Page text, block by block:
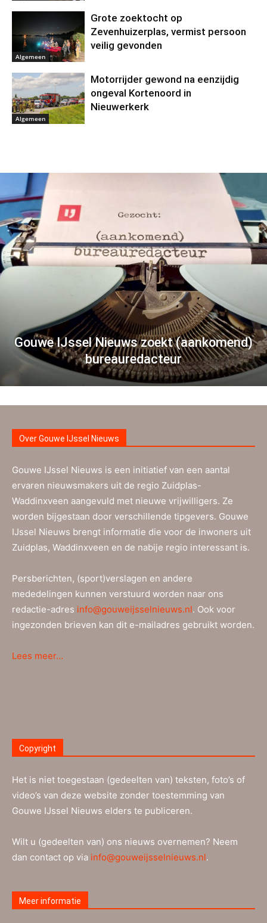
Algemeen
Grote zoektocht op
Zevenhuizerplas, vermist persoon
veilig gevonden
Algemeen
Motorrijder gewond na eenzijdig
ongeval Kortenoord in
Nieuwerkerk
Gouwe IJssel Nieuws zoekt (aankomend)
bureauredacteur
Over Gouwe IJssel Nieuws
Gouwe IJssel Nieuws is een initiatief van een aantal
ervaren nieuwsmakers uit de regio Zuidplas-
Waddinxveen aangevuld met nieuwe vrijwilligers. Ze
worden bijgestaan door verschillende tipgevers. Gouwe
IJssel Nieuws brengt informatie die voor de inwoners uit
Zuidplas, Waddinxveen en de nabije regio interessant is.
Persberichten, (sport)verslagen en andere
mededelingen kunnen verstuurd worden naar ons
redactie-adres info@gouweijsselnieuws.nl. Ook voor
ingezonden brieven kan dit e-mailadres gebruikt worden.
Lees meer…
Copyright
Het is niet toegestaan (gedeelten van) teksten, foto’s of
video’s van deze website zonder toestemming van
Gouwe IJssel Nieuws elders te publiceren.
Wilt u (gedeelten van) ons nieuws overnemen? Neem
dan contact op via info@gouweijsselnieuws.nl.
Meer informatie